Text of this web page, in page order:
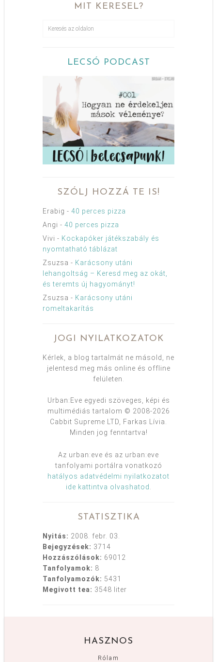
MIT KERESEL?
LECSÓ PODCAST
SZÓLJ HOZZÁ TE IS!
Erabig - 40 perces pizza
Angi - 40 perces pizza
Vivi - Kockapóker játékszabály és
nyomtatható táblázat
Zsuzsa - Karácsony utáni
lehangoltság – Keresd meg az okát,
és teremts új hagyományt!
Zsuzsa - Karácsony utáni
romeltakarítás
JOGI NYILATKOZATOK
Kérlek, a blog tartalmát ne másold, ne
jelentesd meg más online és offline
felületen.
Urban:Eve egyedi szöveges, képi és
multimédiás tartalom © 2008-2026
Cabbit Supreme LTD, Farkas Lívia.
Minden jog fenntartva!
Az urban:eve és az urban:eve
tanfolyami portálra vonatkozó
hatályos adatvédelmi nyilatkozatot
ide kattintva olvashatod
STATISZTIKA
Nyitás: 2008. febr. 03.
Bejegyzések: 3714
Hozzászólások: 69012
Tanfolyamok: 8
Tanfolyamozók: 5431
Megivott tea: 3548 liter
HASZNOS
Rólam